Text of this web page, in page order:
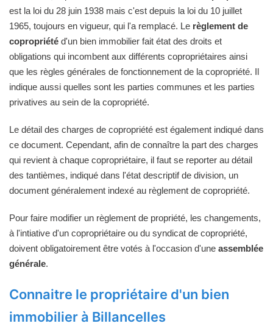
est la loi du 28 juin 1938 mais c'est depuis la loi du 10 juillet
1965, toujours en vigueur, qui l'a remplacé. Le règlement de
copropriété d'un bien immobilier fait état des droits et
obligations qui incombent aux différents copropriétaires ainsi
que les règles générales de fonctionnement de la copropriété. Il
indique aussi quelles sont les parties communes et les parties
privatives au sein de la copropriété.
Le détail des charges de copropriété est également indiqué dans
ce document. Cependant, afin de connaître la part des charges
qui revient à chaque copropriétaire, il faut se reporter au détail
des tantièmes, indiqué dans l'état descriptif de division, un
document généralement indexé au règlement de copropriété.
Pour faire modifier un règlement de propriété, les changements,
à l'intiative d'un copropriétaire ou du syndicat de copropriété,
doivent obligatoirement être votés à l'occasion d'une assemblée
générale.
Connaitre le propriétaire d'un bien
immobilier à Billancelles